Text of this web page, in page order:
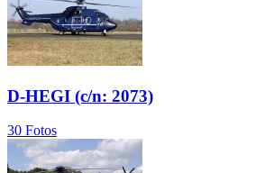
D-HEGI (c/n: 2073)
30 Fotos